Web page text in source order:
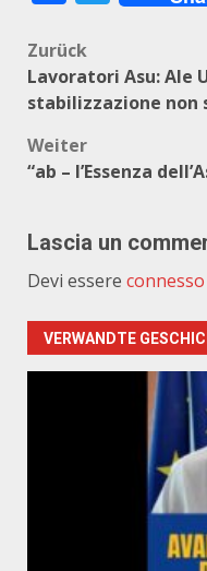
Zurück
Lavoratori Asu: Ale
stabilizzazione non
Weiter
“ab – l’Essenza
Lascia un
Devi essere connesso
VERWANDTE